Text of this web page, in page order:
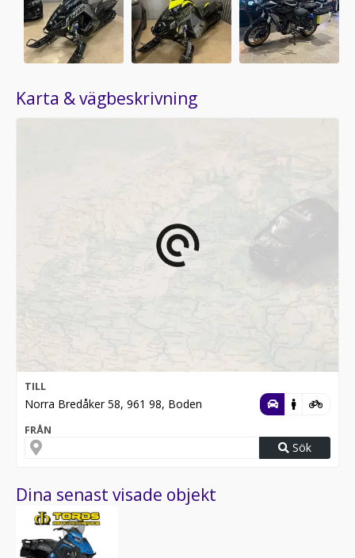
Karta & vägbeskrivning
TILL
Norra Bredåker 58, 961 98, Boden
FRÅN
Sök
Dina senast visade objekt